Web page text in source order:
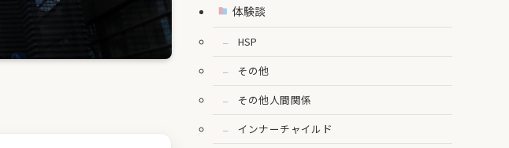
体験談
HSP
その他
その他人間関係
インナーチャイルド